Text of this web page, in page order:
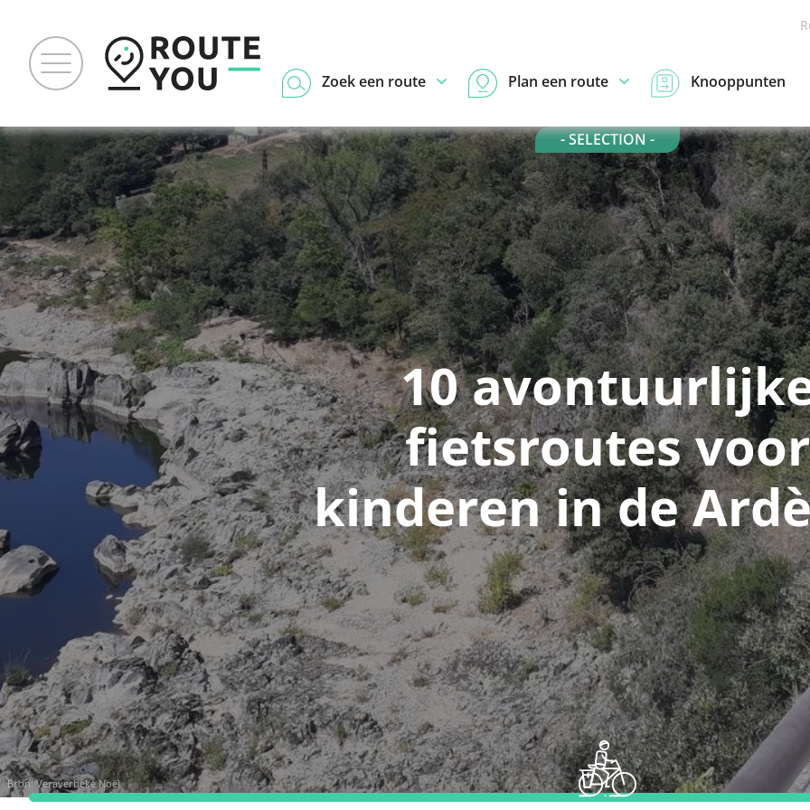
Zoek een route Plan een route Knooppunten
- SELECTION -
10
fietsroutes voor
kinderen in de
Bron:Veraverbeke Noël